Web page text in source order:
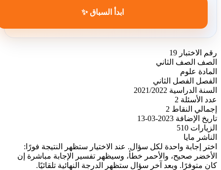
ابدأ السباق ✨
رقم الاختبار 19
الصف
الصف الثاني
المادة
علوم
الفصل
الفصل الثاني
السنة الدراسية 2021/2022
عدد الأسئلة 2
إجمالي النقاط 2
تاريخ الإضافة 2023-03-13
الزيارات 510
الناشر مايا
اختر إجابة واحدة لكل سؤال. عند الاختيار ستظهر النتيجة فورًا:
الأخضر صحيح، والأحمر خطأ، وسيظهر تفسير الإجابة مباشرة إن
كان متوفرًا. وبعد آخر سؤال ستظهر الدرجة النهائية تلقائيًا.